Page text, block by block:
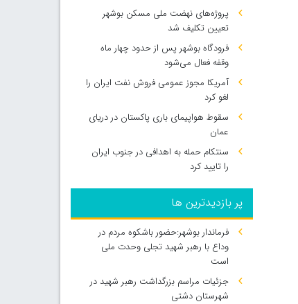
پروژه‌های نهضت ملی مسکن بوشهر
تعیین تکلیف شد
فرودگاه بوشهر پس از حدود چهار ماه
وقفه فعال می‌شود
آمریکا مجوز عمومی فروش نفت ایران را
لغو کرد
سقوط هواپیمای باری پاکستان در دریای
عمان
سنتکام حمله به اهدافی در جنوب ایران
را تایید کرد
پر بازدیدترین ها
فرماندار بوشهر:حضور باشکوه مردم در
وداع با رهبر شهید تجلی وحدت ملی
است
جزئیات مراسم بزرگداشت رهبر شهید در
شهرستان دشتی